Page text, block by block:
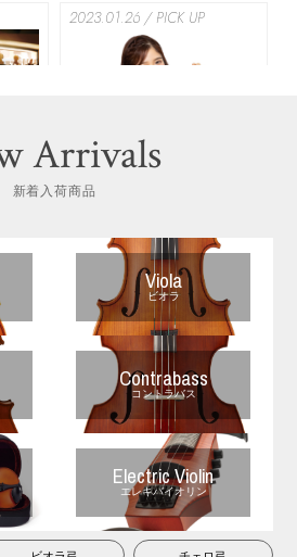
日記
ト
2023.01.26 / PICK UP
髙木凜々子バイオリンリサイ
タル@浜離宮朝日ホール
く
】
2021.11.01 / PICK UP
髙木凜々子バイオリンリサイ
タル@浜離宮朝日ホール
【2022.1.8】
2020.08.20 / INTERVEW
Arrivals
新着入荷商品
Viola
ビオラ
Contrabass
コントラバス
Electric Violin
エレキバイオリン